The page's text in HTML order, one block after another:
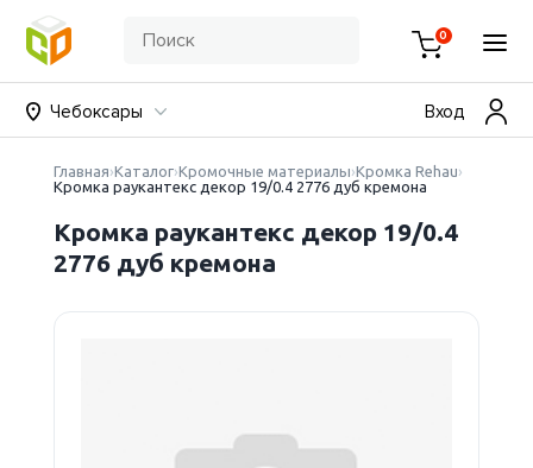
0
Чебоксары Вход
Главная Каталог Кромочные материалы Кромка Rehau
Кромка раукантекс декор 19/0.4 2776 дуб кремона
Кромка раукантекс декор 19/0.4
2776 дуб кремона